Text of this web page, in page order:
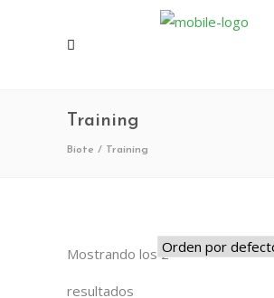
Training
Biote / Training
Mostrando los 2
resultados